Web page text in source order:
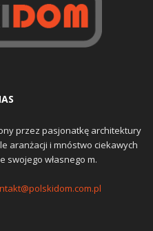
przez pasjonatkę architektury
aranżacji i mnóstwo ciekawych
swojego własnego m.